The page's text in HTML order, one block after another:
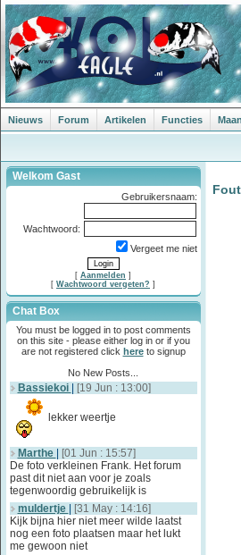
Nieuws Forum Artikelen Functies
Welkom Gast
Gebruikersnaam:
Wachtwoord:
Vergeet me niet
[ Aanmelden ]
[ Wachtwoord vergeten? ]
Chat Box
You must be logged in to post comments
on this site - please either log in or if you
are not registered click hereto signup
No New Posts...
Bassiekoi [19 Jun : 13:00]
lekker weertje
Marthe
[01 Jun : 15:57]
De foto verkleinen Frank. Het forum
past dit niet aan voor je zoals
tegenwoordig gebruikelijk is
muldertje
[31 May : 14:16]
Kijk bijna hier niet meer wilde laatst
nog een foto plaatsen maar het lukt
me gewoon niet
Fout